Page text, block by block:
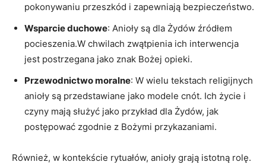
pokonywaniu przeszkód i zapewniają bezpieczeństwo.
Wsparcie duchowe: Anioły są dla Żydów źródłem
pocieszenia.W chwilach zwątpienia ich interwencja
jest postrzegana jako znak Bożej opieki.
Przewodnictwo moralne: W wielu tekstach religijnych
anioły są przedstawiane jako modele cnót. Ich życie i
czyny mają służyć jako przykład dla Żydów, jak
postępować zgodnie z Bożymi przykazaniami.
Również, w kontekście rytuałów, anioły grają istotną rolę.